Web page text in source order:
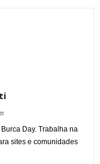
Day. Trabalha na
sites e comunidades